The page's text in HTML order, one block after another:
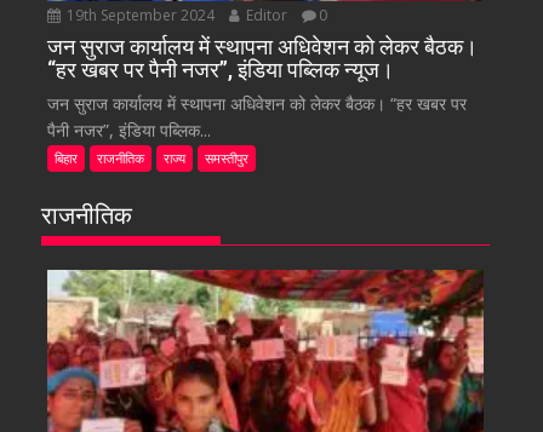
19th September 2024 Editor 0
जन सुराज कार्यालय में स्थापना अधिवेशन को लेकर बैठक।
“हर खबर पर पैनी नजर”, इंडिया पब्लिक न्यूज।
जन सुराज कार्यालय में स्थापना अधिवेशन को लेकर बैठक। “हर खबर पर
पैनी नजर”, इंडिया पब्लिक...
बिहार राजनीतिक राज्य समस्तीपुर
राजनीतिक